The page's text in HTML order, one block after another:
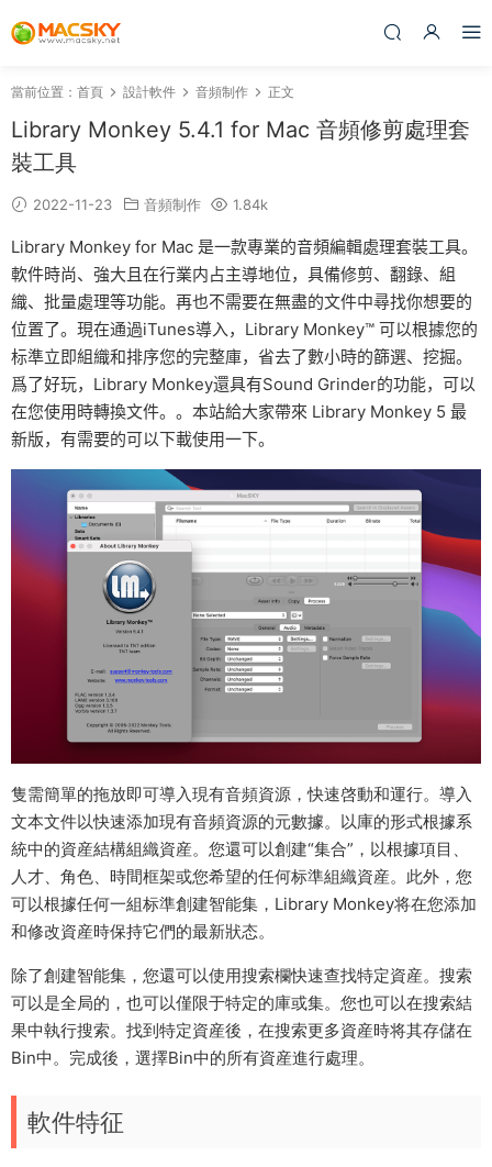
當前位置： 首頁 設計軟件 音頻制作 正文
Library Monkey 5.4.1 for Mac 音頻修剪處理套
裝工具
2022-11-23 音頻制作 1.84k
Library Monkey for Mac 是一款專業的音頻編輯處理套裝工具。
軟件時尚、強大且在行業内占主導地位， 具備修剪、翻錄、組
織、批量處理等功能。再也不需要在無盡的文件中尋找你想要的
位置了。現在通過iTunes導入，Library Monkey™ 可以根據您的
标準立即組織和排序您的完整庫，省去了數小時的篩選、挖掘。
爲了好玩，Library Monkey還具有Sound Grinder的功能，可以
在您使用時轉換文件。 。本站給大家帶來 Library Monkey 5 最
新版，有需要的可以下載使用一下。
隻需簡單的拖放即可導入現有音頻資源，快速啓動和運行。導入
文本文件以快速添加現有音頻資源的元數據。以庫的形式根據系
統中的資産結構組織資産。您還可以創建“集合”，以根據項目、
人才、角色、時間框架或您希望的任何标準組織資産。此外，您
可以根據任何一組标準創建智能集，Library Monkey将在您添加
和修改資産時保持它們的最新狀态。
除了創建智能集，您還可以使用搜索欄快速查找特定資産。搜索
可以是全局的，也可以僅限于特定的庫或集。您也可以在搜索結
果中執行搜索。找到特定資産後，在搜索更多資産時将其存儲在
Bin中。完成後，選擇Bin中的所有資産進行處理。
軟件特征